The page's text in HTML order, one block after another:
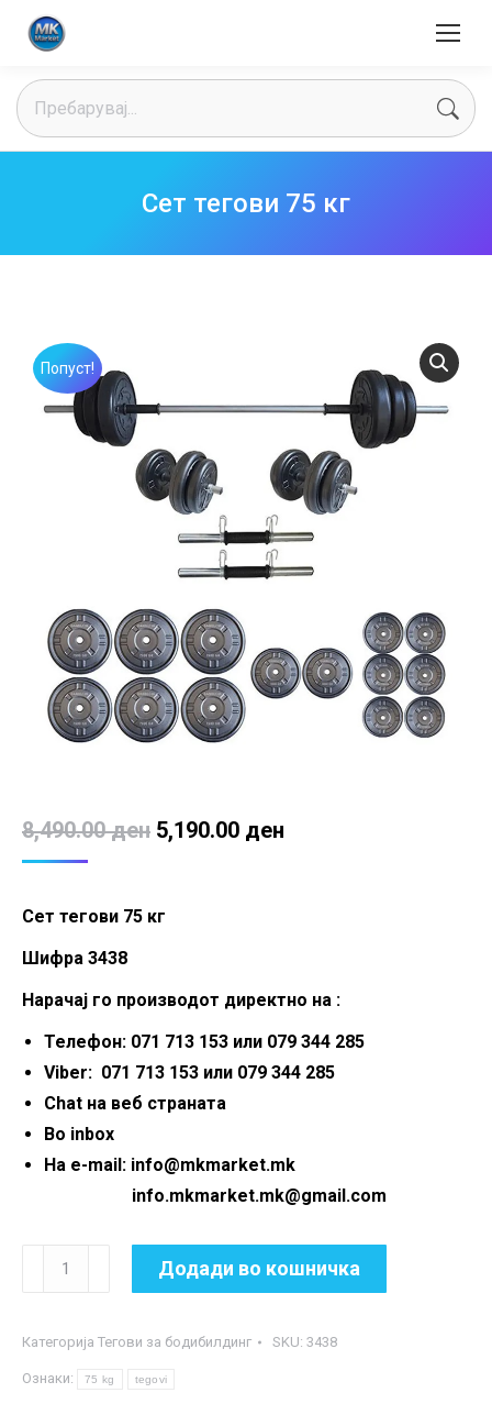
Search:
Сет тегови 75 кг
Попуст!
8,490.00ден Original
8,490.00 ден.
5,190.00 ден
Сет тегови 75 кг
Шифра 3438
Нарачај го производот директно на :
Телефон: 071 713 153 или 079 344 285
Viber: 071 713 153 или 079 344 285
Chat на веб страната
Во inbox
На e-mail: info@mkmarket.mk
info.mkmarket.mk@gmail.com
тегови
кг
количина
Додади во кошничка
Категорија Тегови за бодибилдинг SKU: 3438
Ознаки: 75 kg tegovi